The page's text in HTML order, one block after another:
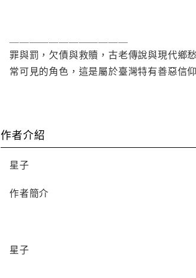
罪與罰，欠債與救贖，古老傳說與現代鄉
常可見的角色，這是屬於臺灣特有善惡信
作者介紹
星子
作者簡介
星子